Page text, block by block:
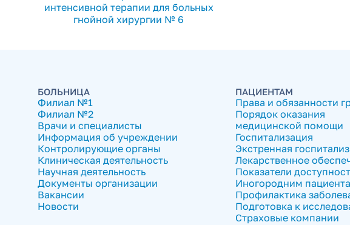
интенсивной терапии для больных
гнойной хирургии № 6
БОЛЬНИЦА
Филиал №1
Филиал №2
Врачи и специалисты
Информация об учреждении
Контролирующие органы
Клиническая деятельность
Научная деятельность
Документы организации
Вакансии
Новости
ПАЦИЕНТАМ
Права и обязанности
Порядок оказания
медицинской помощи
Госпитализация
Экстренная
Лекарственное
Показатели
Иногородним
Профилактика
Подготовка к
Страховые компании